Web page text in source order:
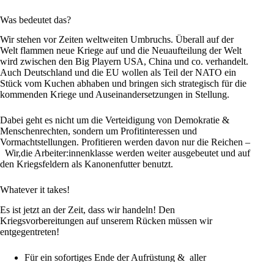
Was bedeutet das?
Wir stehen vor Zeiten weltweiten Umbruchs. Überall auf der
Welt flammen neue Kriege auf und die Neuaufteilung der Welt
wird zwischen den Big Playern USA, China und co. verhandelt.
Auch Deutschland und die EU wollen als Teil der NATO ein
Stück vom Kuchen abhaben und bringen sich strategisch für die
kommenden Kriege und Auseinandersetzungen in Stellung.
Dabei geht es nicht um die Verteidigung von Demokratie &
Menschenrechten, sondern um Profitinteressen und
Vormachtstellungen. Profitieren werden davon nur die Reichen –
Wir,die Arbeiter:innenklasse werden weiter ausgebeutet und auf
den Kriegsfeldern als Kanonenfutter benutzt.
Whatever it takes!
Es ist jetzt an der Zeit, dass wir handeln! Den
Kriegsvorbereitungen auf unserem Rücken müssen wir
entgegentreten!
Für ein sofortiges Ende der Aufrüstung & aller